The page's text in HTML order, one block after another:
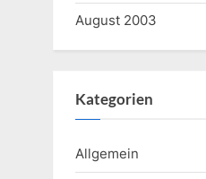
August 2003
Kategorien
Allgemein